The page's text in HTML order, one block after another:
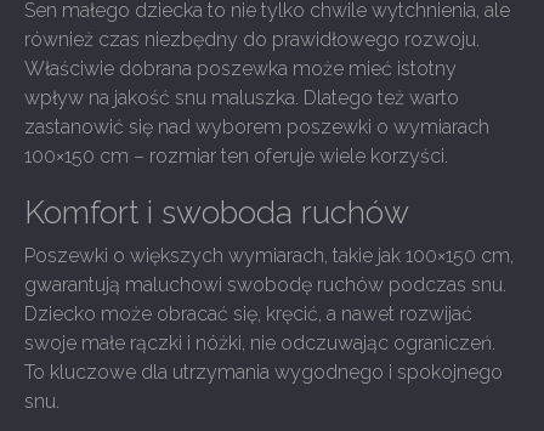
Sen małego dziecka to nie tylko chwile wytchnienia, ale
również czas niezbędny do prawidłowego rozwoju.
Właściwie dobrana poszewka może mieć istotny
wpływ na jakość snu maluszka. Dlatego też warto
zastanowić się nad wyborem poszewki o wymiarach
100×150 cm – rozmiar ten oferuje wiele korzyści.
Komfort i swoboda ruchów
Poszewki o większych wymiarach, takie jak 100×150 cm,
gwarantują maluchowi swobodę ruchów podczas snu.
Dziecko może obracać się, kręcić, a nawet rozwijać
swoje małe rączki i nóżki, nie odczuwając ograniczeń.
To kluczowe dla utrzymania wygodnego i spokojnego
snu.